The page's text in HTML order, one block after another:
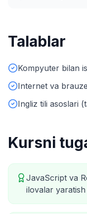
Talablar
Kompyuter bilan
Internet va
Ingliz tili asoslari
Kursni
JavaScript va
ilovalar yaratish